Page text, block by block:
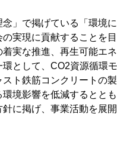
」で掲げている「環境
実現に貢献することを
実な推進、再生可能エ
として、CO2資源循環
ト鉄筋コンクリートの
境影響を低減するとと
に掲げ、事業活動を展